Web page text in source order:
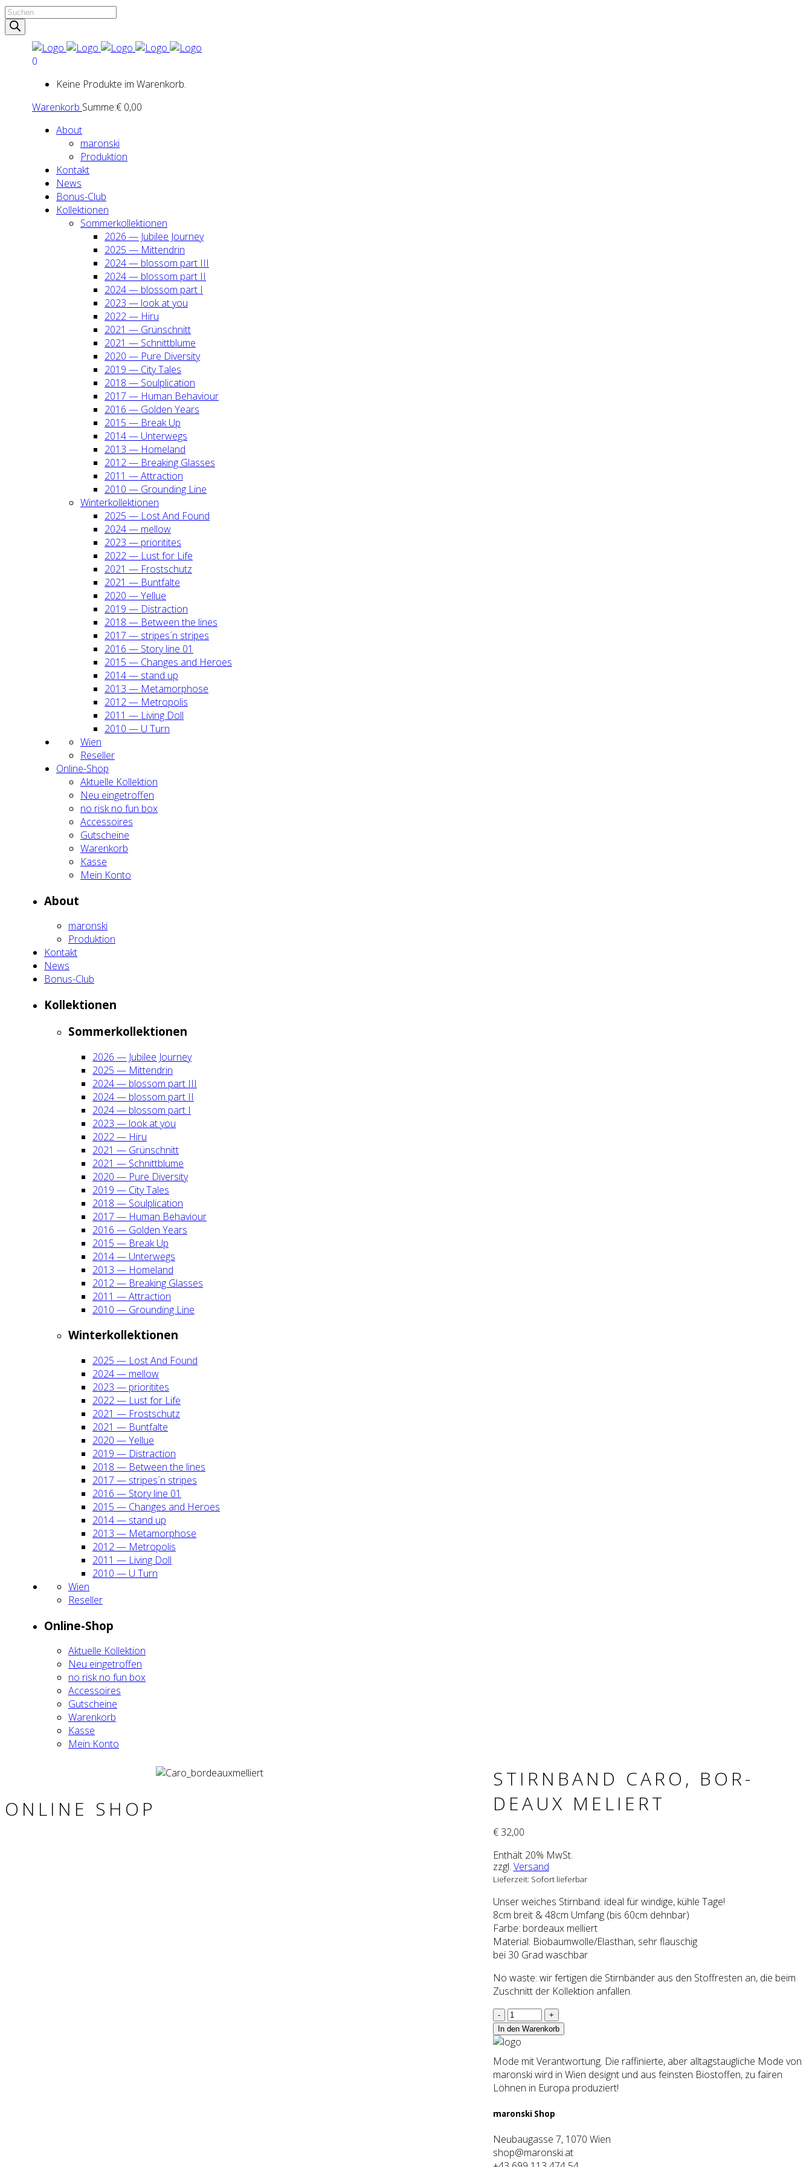
Products
search
0
Keine Produkte im Warenkorb.
Warenkorb Summe:€ 0,00
About
maron­ski
Pro­duk­ti­on
Kon­takt
News
Bonus-Club
Kol­lek­tio­nen
Som­mer­kol­lek­tio­nen
2026 — Jubi­lee Jour­ney
2025 — Mit­ten­drin
2024 — blos­som part III
2024 — blos­som part II
2024 — blos­som part I
2023 — look at you
2022 — Hiru
2021 — Grün­schnitt
2021 — Schnitt­blu­me
2020 — Pure Diver­si­ty
2019 — City Tales
2018 — Soul­pli­ca­ti­on
2017 — Human Beha­viour
2016 — Gol­den Years
2015 — Break Up
2014 — Unter­wegs
2013 — Home­land
2012 — Brea­king Glas­ses
2011 — Attrac­tion
2010 — Groun­ding Line
Win­ter­kol­lek­tio­nen
2025 — Lost And Found
2024 — mel­low
2023 — prio­ri­ti­tes
2022 — Lust for Life
2021 — Frost­schutz
2021 — Bunt­fal­te
2020 — Yel­lue
2019 — Dis­trac­tion
2018 — Bet­ween the lines
2017 — stripes´n stripes
2016 — Sto­ry line 01
2015 — Chan­ges and Heroes
2014 — stand up
2013 — Meta­mor­pho­se
2012 — Metro­po­lis
2011 — Living Doll
2010 — U Turn
Wien
Resel­ler
Online-Shop
Aktu­el­le Kol­lek­ti­on
Neu ein­ge­trof­fen
no risk no fun box
Acces­soires
Gut­schei­ne
Waren­korb
Kas­se
Mein Kon­to
About
maron­ski
Pro­duk­ti­on
Kon­takt
News
Bonus-Club
Kol­lek­tio­nen
Som­mer­kol­lek­tio­nen
2026 — Jubi­lee Jour­ney
2025 — Mit­ten­drin
2024 — blos­som part III
2024 — blos­som part II
2024 — blos­som part I
2023 — look at you
2022 — Hiru
2021 — Grün­schnitt
2021 — Schnitt­blu­me
2020 — Pure Diver­si­ty
2019 — City Tales
2018 — Soul­pli­ca­ti­on
2017 — Human Beha­viour
2016 — Gol­den Years
2015 — Break Up
2014 — Unter­wegs
2013 — Home­land
2012 — Brea­king Glas­ses
2011 — Attrac­tion
2010 — Groun­ding Line
Win­ter­kol­lek­tio­nen
2025 — Lost And Found
2024 — mel­low
2023 — prio­ri­ti­tes
2022 — Lust for Life
2021 — Frost­schutz
2021 — Bunt­fal­te
2020 — Yel­lue
2019 — Dis­trac­tion
2018 — Bet­ween the lines
2017 — stripes´n stripes
2016 — Sto­ry line 01
2015 — Chan­ges and Heroes
2014 — stand up
2013 — Meta­mor­pho­se
2012 — Metro­po­lis
2011 — Living Doll
2010 — U Turn
Wien
Resel­ler
Online-Shop
Aktu­el­le Kol­lek­ti­on
Neu ein­ge­trof­fen
no risk no fun box
Acces­soires
Gut­schei­ne
Waren­korb
Kas­se
Mein Kon­to
ONLINE SHOP
STIRN­BAND CARO, BOR­
DEAUX MELIERT
€ 32,00
Enthält 20% MwSt.
zzgl. Versand
Lieferzeit: Sofort lieferbar
Unser weiches Stirnband: ideal für windige, kühle Tage!
8cm breit & 48cm Umfang (bis 60cm dehnbar)
Farbe: bordeaux melliert
Material: Biobaumwolle/Elasthan, sehr flauschig
bei 30 Grad waschbar
No waste: wir fertigen die Stirnbänder aus den Stoffresten an, die beim
Zuschnitt der Kollektion anfallen.
Stirnband
CARO,
bordeaux
Menge
In den Warenkorb
Mode mit Verantwortung. Die raffinierte, aber alltagstaugliche Mode von
maronski wird in Wien designt und aus feinsten Biostoffen, zu fairen
Löhnen in Europa produziert!
maron­ski Shop
Neubaugasse 7, 1070 Wien
shop@maronski.at